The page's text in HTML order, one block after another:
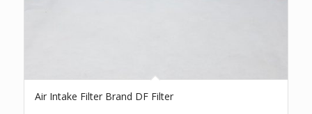
Air Intake Filter Brand DF Filter